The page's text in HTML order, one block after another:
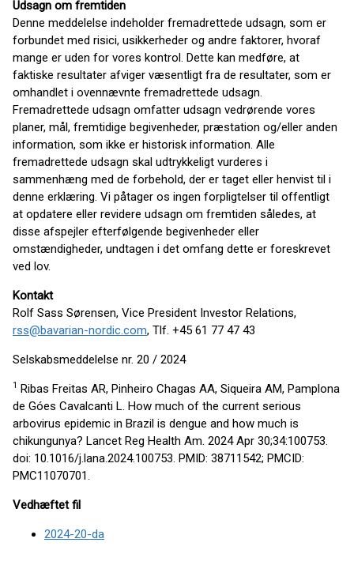
Udsagn om fremtiden
Denne meddelelse indeholder fremadrettede udsagn, som er
forbundet med risici, usikkerheder og andre faktorer, hvoraf
mange er uden for vores kontrol. Dette kan medføre, at
faktiske resultater afviger væsentligt fra de resultater, som er
omhandlet i ovennævnte fremadrettede udsagn.
Fremadrettede udsagn omfatter udsagn vedrørende vores
planer, mål, fremtidige begivenheder, præstation og/eller anden
information, som ikke er historisk information. Alle
fremadrettede udsagn skal udtrykkeligt vurderes i
sammenhæng med de forbehold, der er taget eller henvist til i
denne erklæring. Vi påtager os ingen forpligtelser til offentligt
at opdatere eller revidere udsagn om fremtiden således, at
disse afspejler efterfølgende begivenheder eller
omstændigheder, undtagen i det omfang dette er foreskrevet
ved lov.
Kontakt
Rolf Sass Sørensen, Vice President Investor Relations,
rss@bavarian-nordic.com, Tlf. +45 61 77 47 43
Selskabsmeddelelse nr. 20 / 2024
1 Ribas Freitas AR, Pinheiro Chagas AA, Siqueira AM, Pamplona
de Góes Cavalcanti L. How much of the current serious
arbovirus epidemic in Brazil is dengue and how much is
chikungunya? Lancet Reg Health Am. 2024 Apr 30;34:100753.
doi: 10.1016/j.lana.2024.100753. PMID: 38711542; PMCID:
PMC11070701.
Vedhæftet fil
2024-20-da